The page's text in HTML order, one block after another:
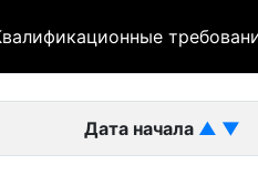
Дата начала ▲ ▼